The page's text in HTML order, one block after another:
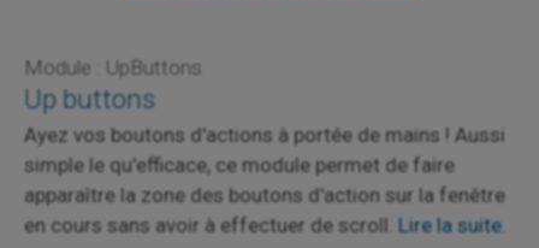
Module : UpButtons
Up buttons
Ayez vos boutons d'actions à portée de mains ! Aussi
simple le qu'efficace, ce module permet de faire
apparaître la zone des boutons d'action sur la fenêtre
en cours sans avoir à effectuer de scroll. Lire la suite.